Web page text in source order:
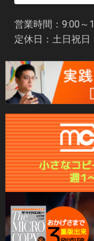
営業時間：9:00～
定休日：土日祝日